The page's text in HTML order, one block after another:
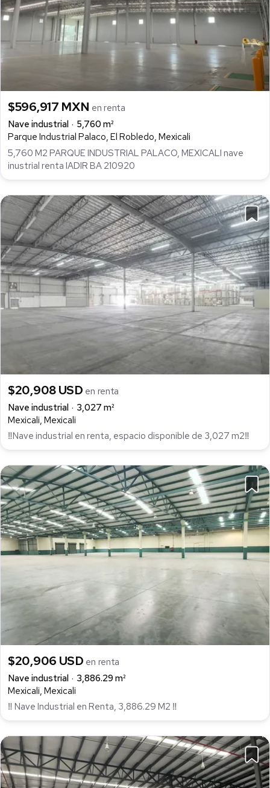
$596,917 MXN en renta
Nave industrial
5,760 m²
Parque Industrial Palaco, El Robledo, Mexicali
5,760 M2 PARQUE INDUSTRIAL PALACO, MEXICALI nave
inustrial renta IADIR BA 210920
$20,908 USD en renta
Nave industrial
3,027 m²
Mexicali, Mexicali
‼Nave industrial en renta, espacio disponible de 3,027 m2‼
$20,906 USD en renta
Nave industrial
3,886.29 m²
Mexicali, Mexicali
‼ Nave Industrial en Renta, 3,886.29 M2 ‼